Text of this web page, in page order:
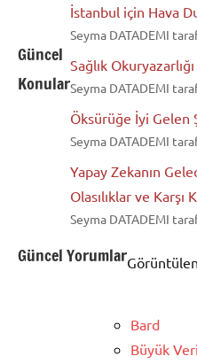
Güncel
Konular
İstanbul için Hava
Seyma DATADEMI
Sağlık
Seyma DATADEMI
Öksürüğe İyi Gelen
Seyma DATADEMI
Yapay Zekanın
Olasılıklar ve Karşı
Seyma DATADEMI
Güncel Yorumlar
Bard
Büyük Veri